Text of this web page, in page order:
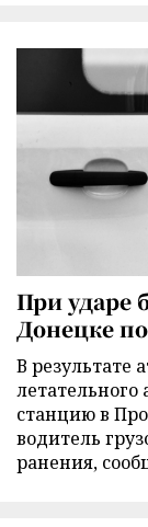
При ударе
Донецке
В результате
станцию в
водитель
ранения,